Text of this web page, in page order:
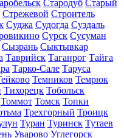
Стародуб Старый
Стрежевой Строитель
Суджа Судогда Суздаль
Сурск Сусуман
Сызрань Сыктывкар
Таврийск Таганрог Тайга
Тарко-Сале Таруса
Темников Темрюк
Тихорецк Тобольск
Томмот Томск Топки
Трехгорный Троицк
Туран Туринск Тутаев
Уварово Углегорск